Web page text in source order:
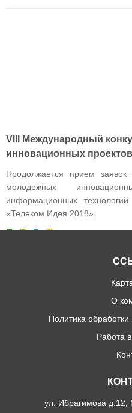
VIII Международный
инновационных
Продолжается прием
молодежных
информационных
«Телеком Идея 2018».
Хотите следить за нашими
Подпишитесь на нашу
Новые материалы в
О
Политика
Работа
ул. Ибрагимова д.12,